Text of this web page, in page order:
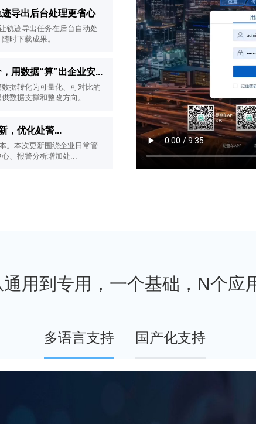
导出后台处理更省心
轨迹导出任务在后台自动处
时下载成果。
用数据“算”出企业安...
据转化为可量化、可对比的
数据支撑和整改方向。
，优化处警...
。本次更新围绕企业日常管
、报警分析增加处...
通用到专用，一个基础，N个应
多语言支持 国产化支持